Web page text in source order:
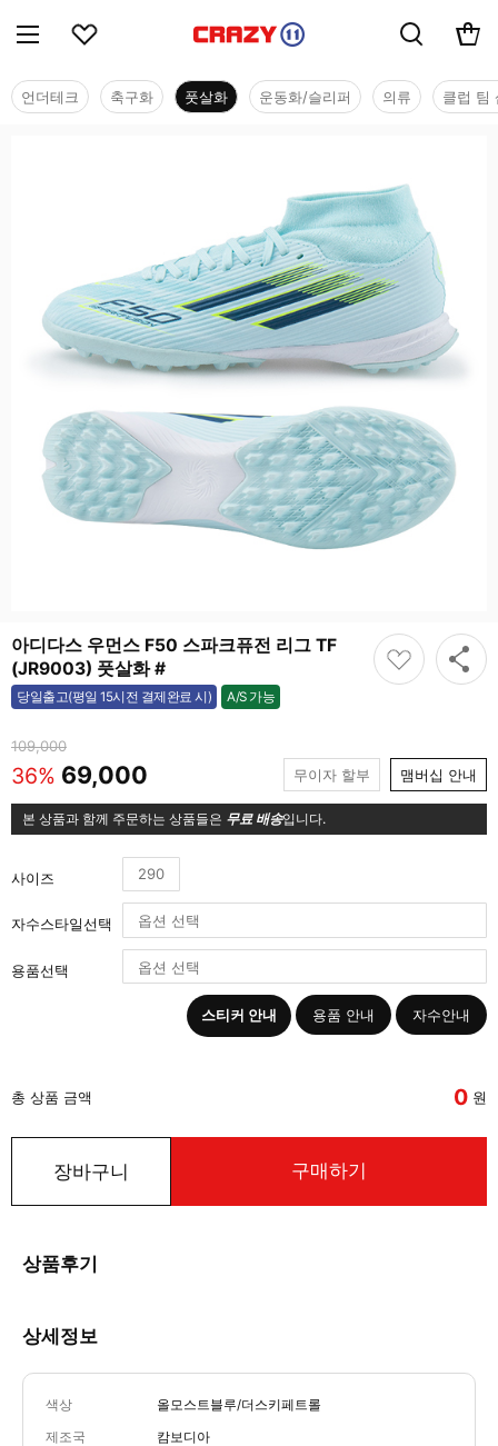
언더테크 축구화 풋살화 운동화/슬리퍼 의류 클럽 팀
아디다스 우먼스 F50 스파크퓨전 리그 TF
(JR9003) 풋살화 #
당일출고(평일 15시전 결제완료 시) A/S 가능
가능
109,000
36% 69,000 무이자 할부 맴버십 안내
본 상품과 함께 주문하는 상품들은 무료 배송입니다.
사이즈 290
자수스타일선택
용품선택
스티커 안내 용품 안내 자수안내
총 상품 금액 0 원
장바구니 구매하기
상품후기
상세정보
색상 올모스트블루/더스키페트롤
제조국 캄보디아